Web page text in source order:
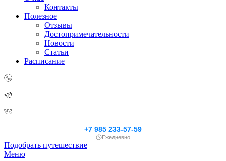
Контакты
Полезное
Отзывы
Достопримечательности
Новости
Статьи
Расписание
+7 985 233-57-59
Ежедневно
Подобрать путешествие
Меню